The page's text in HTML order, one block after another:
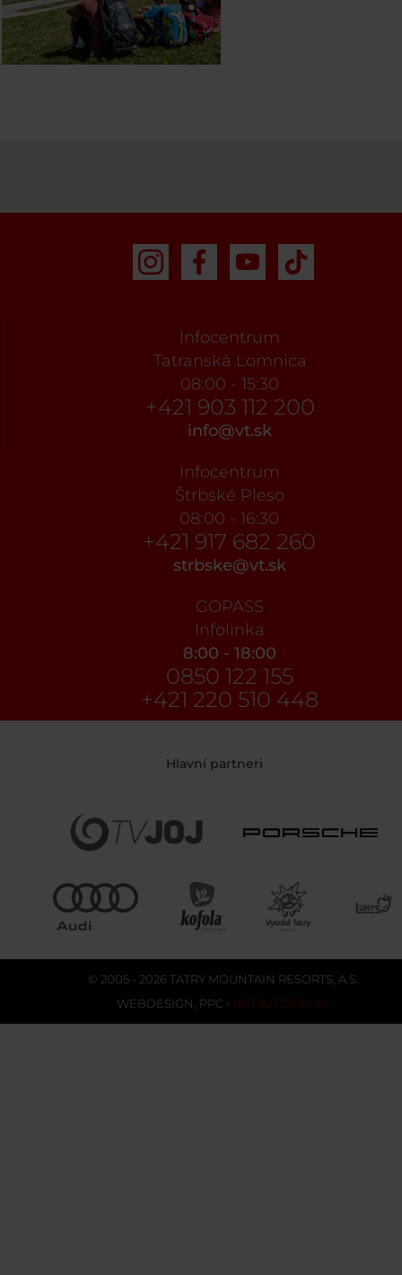
Infocentrum
Tatranská Lomnica
08:00 - 15:30
+421 903 112 200
info@vt.sk
Infocentrum
Štrbské Pleso
08:00 - 16:30
+421 917 682 260
strbske@vt.sk
GOPASS
Infolinka
8:00 - 18:00
0850 122 155
+421 220 510 448
Hlavní partneri
© 2005 - 2026 TATRY MOUNTAIN RESORTS, A.S.
WEBDESIGN PPC › NETSUCCESS.SK